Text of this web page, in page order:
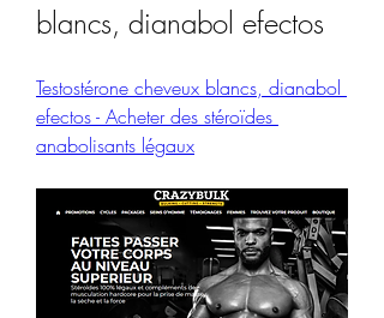
blancs, dianabol efectos
Testostérone cheveux blancs, dianabol
efectos - Acheter des stéroïdes
anabolisants légaux